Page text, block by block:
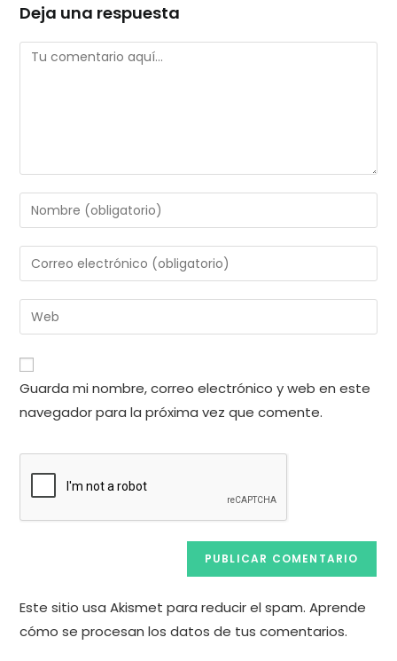
Deja una respuesta
Comentario
Introduce
tu
nombre
de
usuario
para
comentar
Introduce
tu
dirección
de
electrónico
para
comentar
Introduce
la
URL
de
tu
web
Guarda mi nombre, correo electrónico y web en este
navegador para la próxima vez que comente.
Este sitio usa Akismet para reducir el spam.Aprende
cómo se procesan los datos de tus comentarios.